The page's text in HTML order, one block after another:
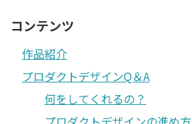
コンテンツ
作品紹介
プロダクトデザインQ＆A
何をしてくれるの？